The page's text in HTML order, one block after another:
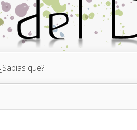
¿Sabias que?